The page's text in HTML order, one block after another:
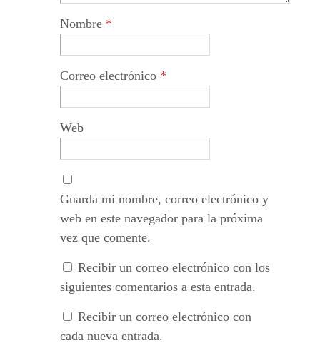
Nombre *
Correo electrónico *
Web
Guarda mi nombre, correo electrónico y
web en este navegador para la próxima
vez que comente.
Recibir un correo electrónico con los
siguientes comentarios a esta entrada.
Recibir un correo electrónico con
cada nueva entrada.